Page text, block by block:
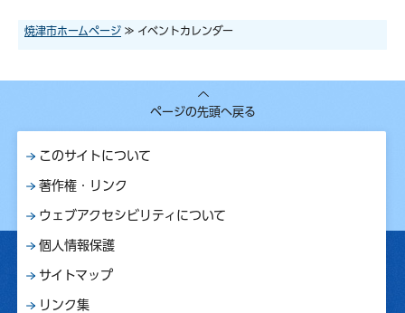
焼津市ホームページ ≫ イベントカレンダー
ページの先頭へ戻る
このサイトについて
著作権・リンク
ウェブアクセシビリティについて
個人情報保護
サイトマップ
リンク集